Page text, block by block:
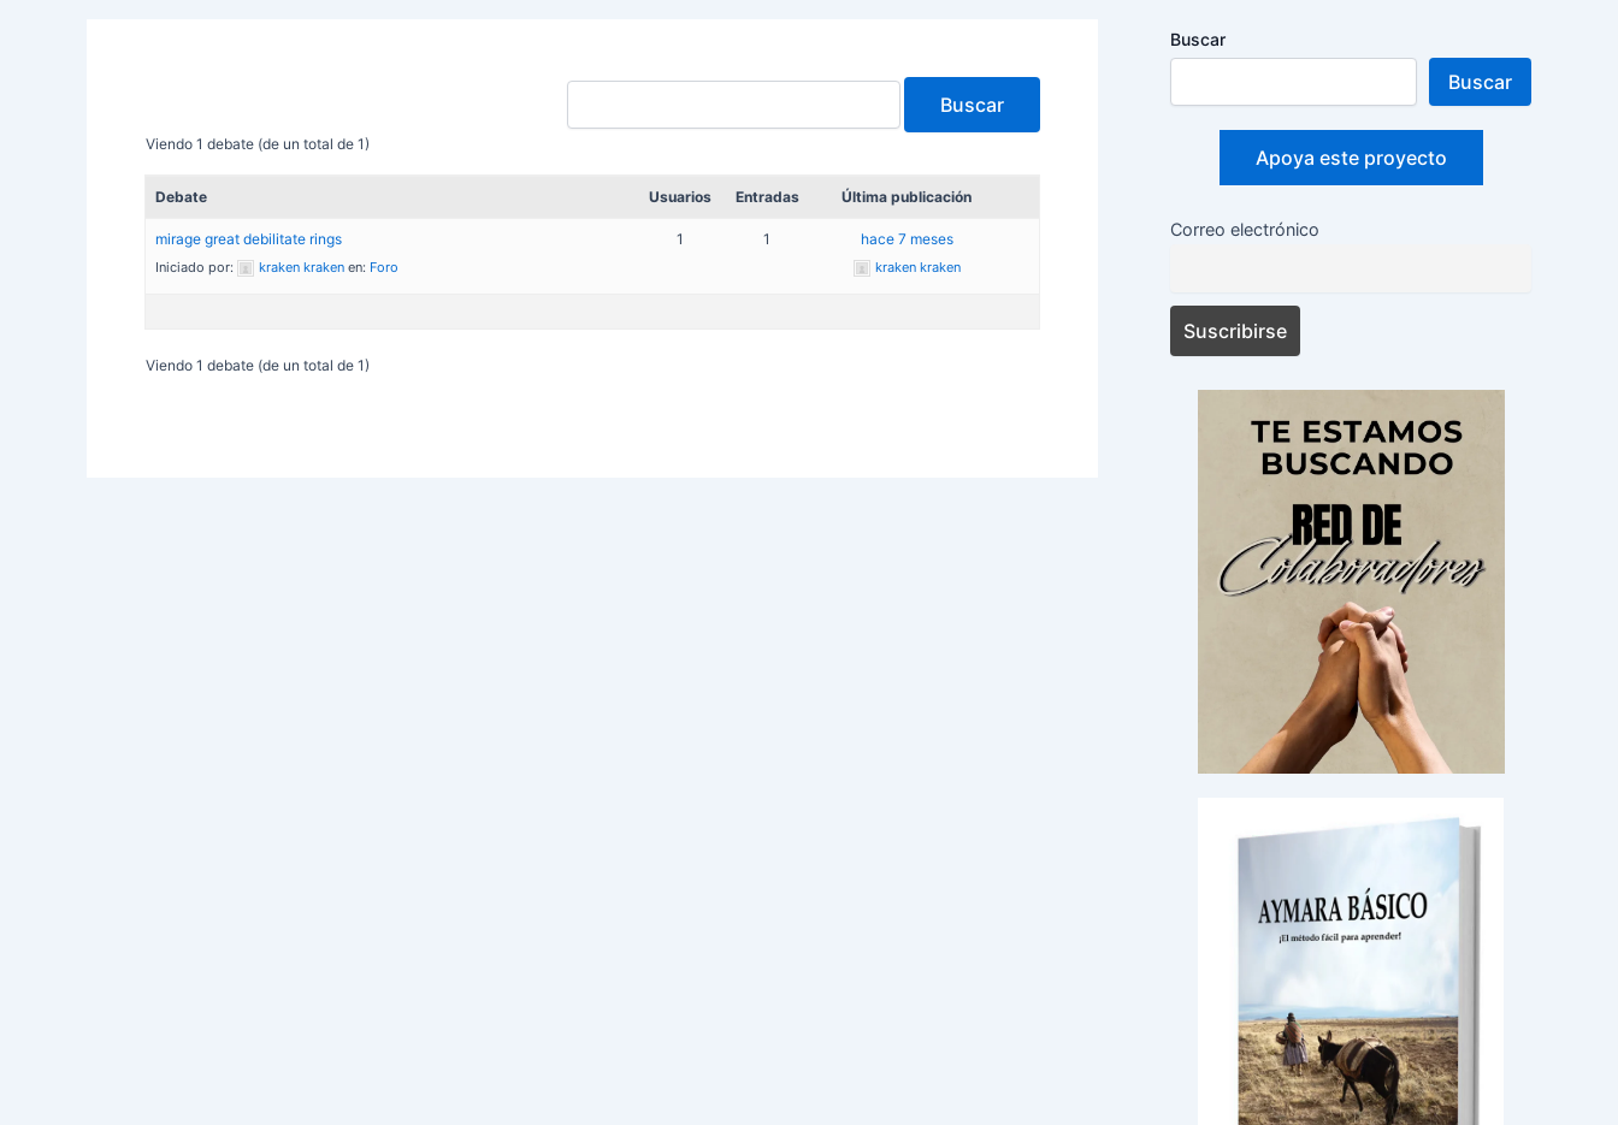
Viendo 1 debate (de un total de 1)
Debate Usuarios Entradas Última publicación
mirage great debilitate rings
Iniciado por: kraken kraken en: Foro
1 1 hace 7 meses
kraken kraken
Viendo 1 debate (de un total de 1)
Buscar
Buscar
Apoya este proyecto
Correo electrónico